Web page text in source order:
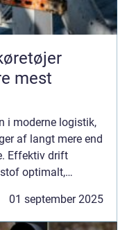
mest
i moderne logistik,
af langt mere end
Effektiv drift
optimalt,
01 september 2025